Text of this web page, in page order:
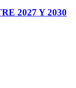
2027 Y 2030